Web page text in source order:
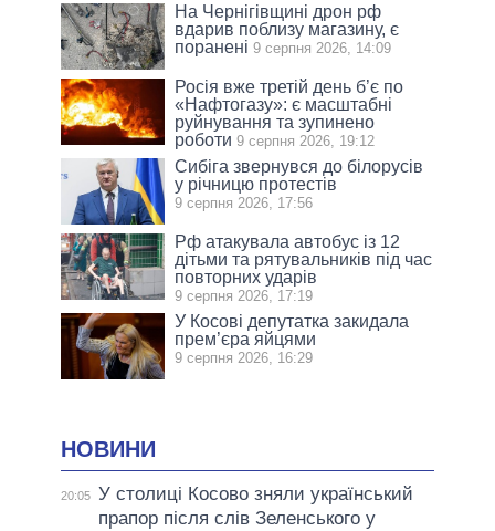
На Чернігівщині дрон рф
вдарив поблизу магазину, є
поранені 9 серпня 2026, 14:09
Росія вже третій день б’є по
«Нафтогазу»: є масштабні
руйнування та зупинено
роботи 9 серпня 2026, 19:12
Сибіга звернувся до білорусів
у річницю протестів
9 серпня 2026, 17:56
Рф атакувала автобус із 12
дітьми та рятувальників під час
повторних ударів
9 серпня 2026, 17:19
У Косові депутатка закидала
прем’єра яйцями
9 серпня 2026, 16:29
НОВИНИ
20:05 У столиці Косово зняли український
прапор після слів Зеленського у